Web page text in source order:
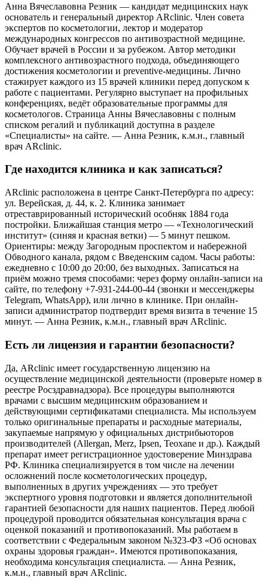
Анна Вячеславовна Резник — кандидат медицинских наук
основатель и генеральный директор ARclinic. Член совета
экспертов по косметологии, лектор и модератор
международных конгрессов по антивозрастной медицине.
Обучает врачей в России и за рубежом. Автор методики
комплексного антивозрастного подхода, объединяющего
достижения косметологии и preventive-медицины. Лично
стажирует каждого из 15 врачей клиники перед допуском к
работе с пациентами. Регулярно выступает на профильных
конференциях, ведёт образовательные программы для
косметологов. Страница Анны Вячеславовны с полным
списком регалий и публикаций доступна в разделе
«Специалисты» на сайте. — Анна Резник, к.м.н., главный
врач ARclinic.
Где находится клиника и как записаться?
ARclinic расположена в центре Санкт-Петербурга по адресу:
ул. Верейская, д. 44, к. 2. Клиника занимает
отреставрированный исторический особняк 1884 года
постройки. Ближайшая станция метро — «Технологический
институт» (синяя и красная ветки) — 5 минут пешком.
Ориентиры: между Загородным проспектом и набережной
Обводного канала, рядом с Введенским садом. Часы работы:
ежедневно с 10:00 до 20:00, без выходных. Записаться на
приём можно тремя способами: через форму онлайн-записи на
сайте, по телефону +7-931-244-00-44 (звонки и мессенджеры
Telegram, WhatsApp), или лично в клинике. При онлайн-
записи администратор подтвердит время визита в течение 15
минут. — Анна Резник, к.м.н., главный врач ARclinic.
Есть ли лицензия и гарантии безопасности?
Да, ARclinic имеет государственную лицензию на
осуществление медицинской деятельности (проверьте номер в
реестре Росздравнадзора). Все процедуры выполняются
врачами с высшим медицинским образованием и
действующими сертификатами специалиста. Мы используем
только оригинальные препараты и расходные материалы,
закупаемые напрямую у официальных дистрибьюторов
производителей (Allergan, Merz, Ipsen, Teoxane и др.). Каждый
препарат имеет регистрационное удостоверение Минздрава
РФ. Клиника специализируется в том числе на лечении
осложнений после косметологических процедур,
выполненных в других учреждениях — это требует
экспертного уровня подготовки и является дополнительной
гарантией безопасности для наших пациентов. Перед любой
процедурой проводится обязательная консультация врача с
оценкой показаний и противопоказаний. Мы работаем в
соответствии с Федеральным законом №323-ФЗ «Об основах
охраны здоровья граждан». Имеются противопоказания,
необходима консультация специалиста. — Анна Резник,
к.м.н., главный врач ARclinic.